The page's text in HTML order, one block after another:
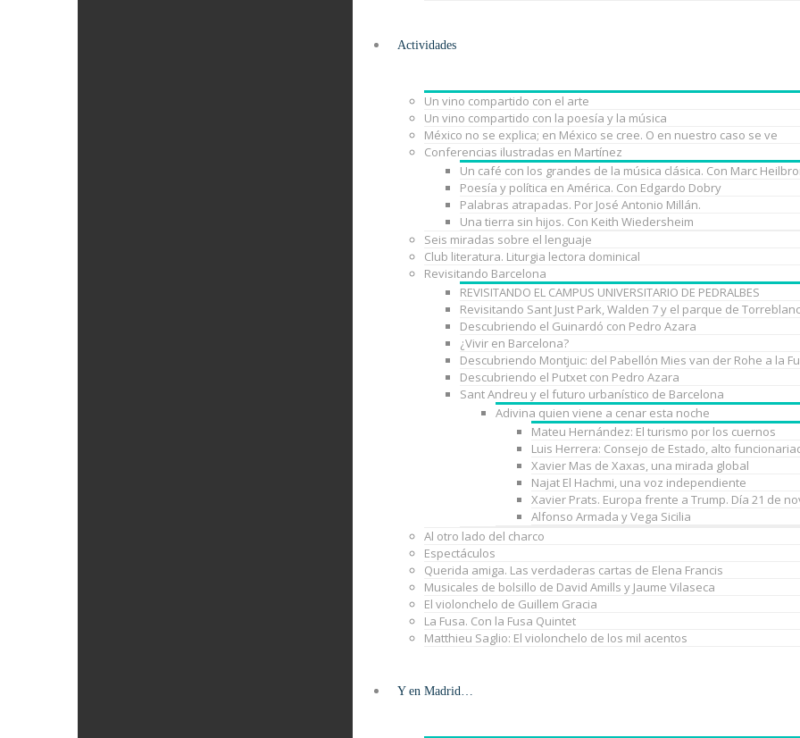
Actividades
Un vino compartido con el arte
Un vino compartido con la poesía y la música
México no se explica; en México se cree. O en nuestro caso se ve
Conferencias ilustradas en Martínez
Un café con los grandes de la música clásica. Con Marc
Poesía y política en América. Con Edgardo Dobry
Palabras atrapadas. Por José Antonio Millán.
Una tierra sin hijos. Con Keith Wiedersheim
Seis miradas sobre el lenguaje
Club literatura. Liturgia lectora dominical
Revisitando Barcelona
REVISITANDO EL CAMPUS UNIVERSITARIO DE PEDRALBES
Revisitando Sant Just Park, Walden 7 y el parque de
Descubriendo el Guinardó con Pedro Azara
¿Vivir en Barcelona?
Descubriendo Montjuic: del Pabellón Mies van der Rohe a la
Descubriendo el Putxet con Pedro Azara
Sant Andreu y el futuro urbanístico de Barcelona
Adivina quien viene a cenar esta noche
Mateu Hernández: El turismo por los cuernos
Luis Herrera: Consejo de Estado, alto
Xavier Mas de Xaxas, una mirada global
Najat El Hachmi, una voz independiente
Xavier Prats. Europa frente a Trump. Día 21 de
Alfonso Armada y Vega Sicilia
Al otro lado del charco
Espectáculos
Querida amiga. Las verdaderas cartas de Elena Francis
Musicales de bolsillo de David Amills y Jaume Vilaseca
El violonchelo de Guillem Gracia
La Fusa. Con la Fusa Quintet
Matthieu Saglio: El violonchelo de los mil acentos
Y en Madrid…